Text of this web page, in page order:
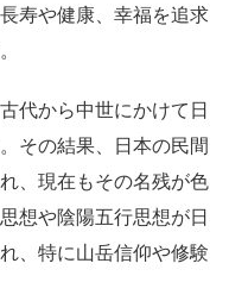
寿や健康、幸福を追求
代から中世にかけて日
その結果、日本の民間
、現在もその名残が色
想や陰陽五行思想が日
、特に山岳信仰や修験